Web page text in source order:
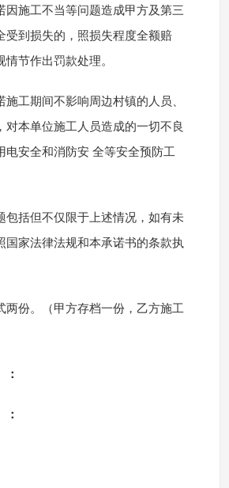
因施工不当等问题造成甲方及第三
受到损失的，照损失程度全额赔
节作出罚款处理。
施工期间不影响周边村镇的人员、
对本单位施工人员造成的一切不良
电安全和消防安 全等安全预防工
包括但不仅限于上述情况，如有未
国家法律法规和本承诺书的条款执
两份。（甲方存档一份，乙方施工
：
：